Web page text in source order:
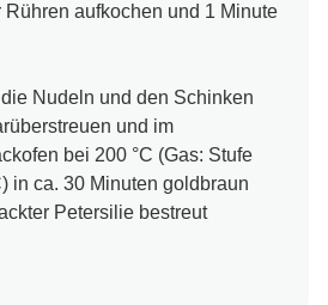
Rühren aufkochen und 1 Minute
Nudeln und den Schinken
und im
bei 200 °C (Gas: Stufe
in ca. 30 Minuten goldbraun
Petersilie bestreut